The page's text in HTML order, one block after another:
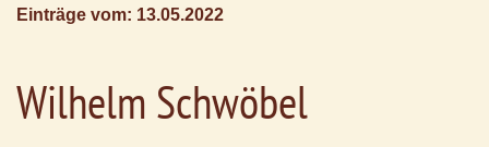
Einträge vom: 13.05.2022
Wilhelm Schwöbel